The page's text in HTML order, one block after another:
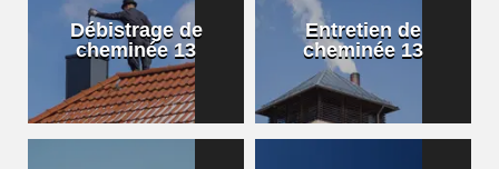
Débistrage de
cheminée 13
Entretien de
cheminée 13